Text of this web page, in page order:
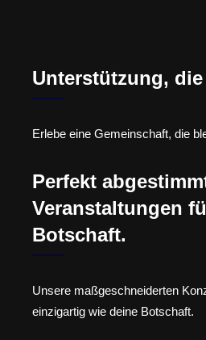
Unterstützung,
Erlebe eine Gemeinschaft, die
Perfekt
Veranstaltungen
Botschaft.
Unsere maßgeschneiderten
einzigartig wie deine Botschaft.